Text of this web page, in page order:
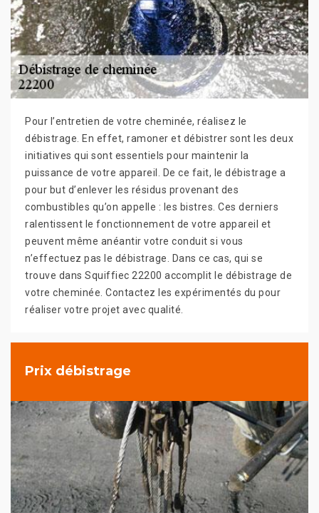
Pour l’entretien de votre cheminée, réalisez le
débistrage. En effet, ramoner et débistrer sont les deux
initiatives qui sont essentiels pour maintenir la
puissance de votre appareil. De ce fait, le débistrage a
pour but d’enlever les résidus provenant des
combustibles qu’on appelle : les bistres. Ces derniers
ralentissent le fonctionnement de votre appareil et
peuvent même anéantir votre conduit si vous
n’effectuez pas le débistrage. Dans ce cas, qui se
trouve dans Squiffiec 22200 accomplit le débistrage de
votre cheminée. Contactez les expérimentés du pour
réaliser votre projet avec qualité.
Prix débistrage